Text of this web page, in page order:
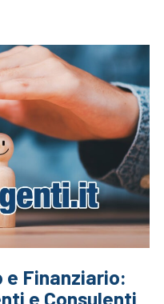
Finanziario:
e Consulenti